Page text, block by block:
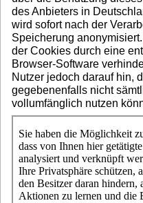
des Anbieters in
wird sofort nach der
Speicherung
der Cookies durch eine
Browser-Software
Nutzer jedoch darauf hin,
gegebenenfalls nicht
vollumfänglich nutzen